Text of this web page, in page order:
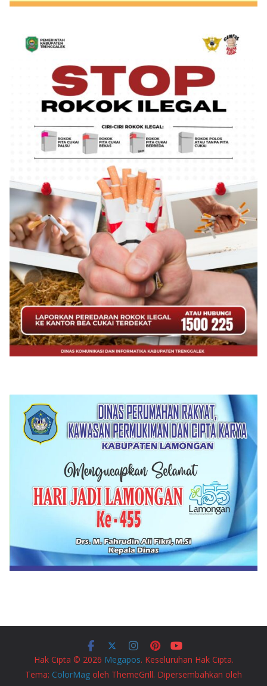
Hak Cipta © 2026 Megapos. Keseluruhan Hak Cipta.
Tema: ColorMag oleh ThemeGrill. Dipersembahkan oleh